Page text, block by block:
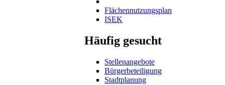
Flächennutzungsplan
ISEK
Häufig gesucht
Stellenangebote
Bürgerbeteiligung
Stadtplanung